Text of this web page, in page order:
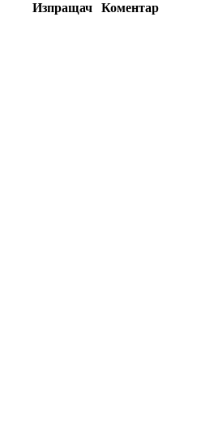
Изпращач Коментар